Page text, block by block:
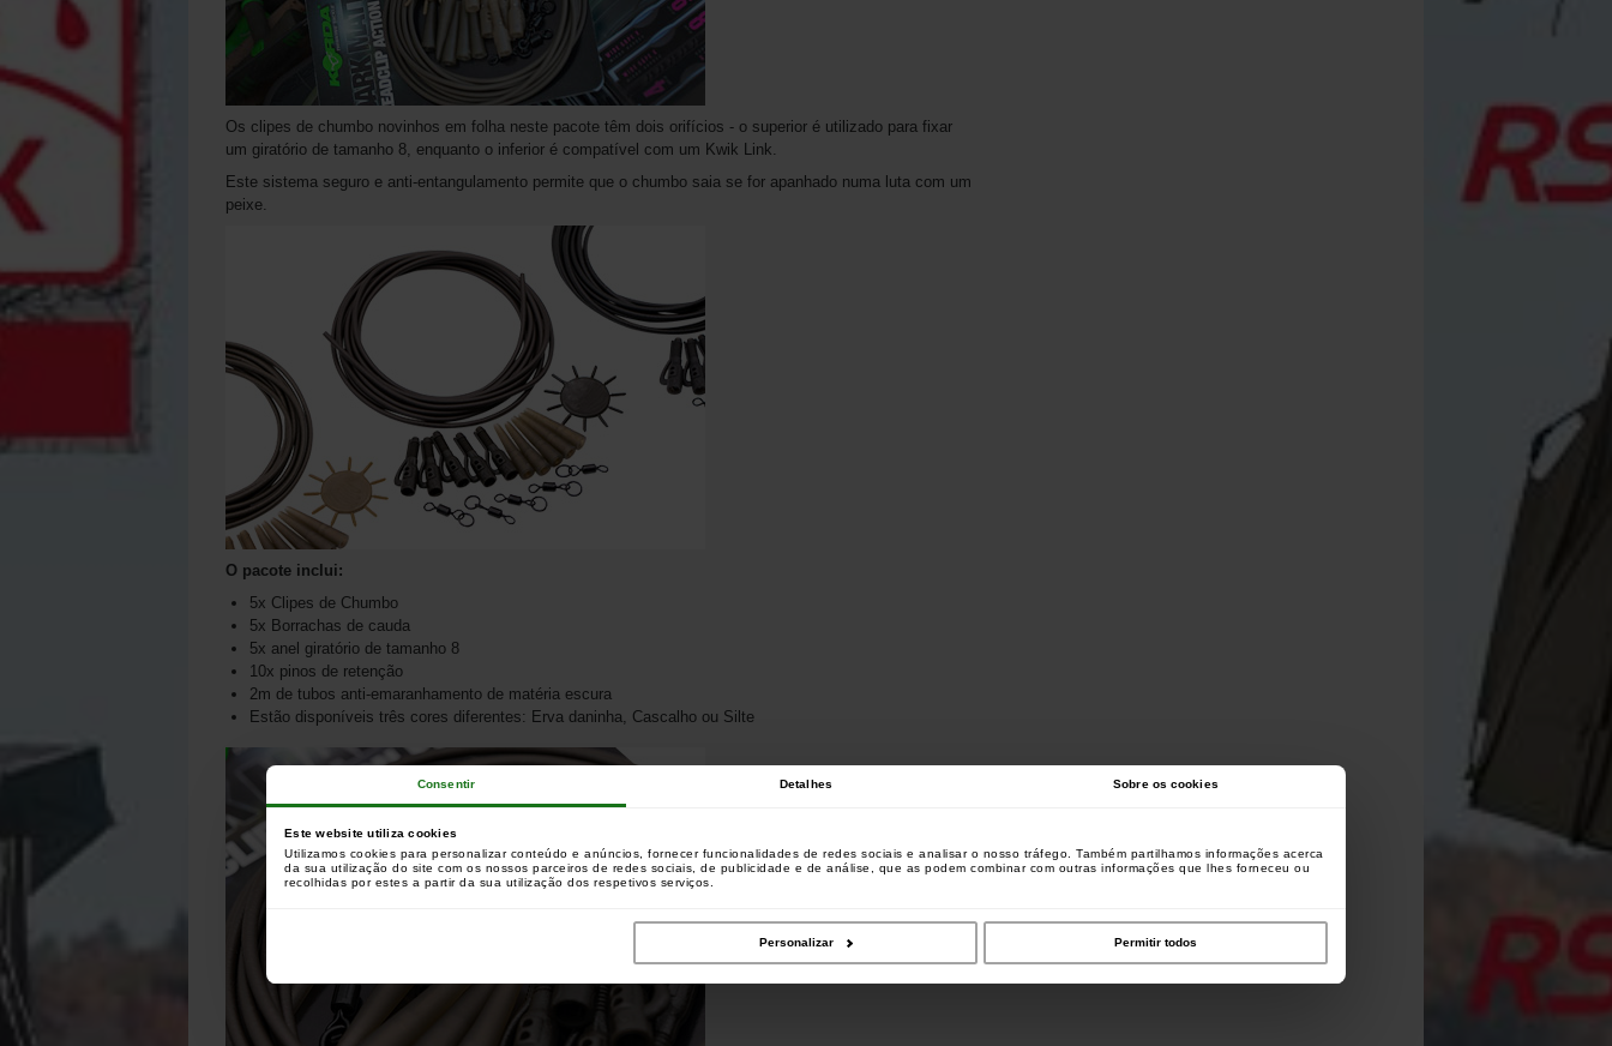
Consentir Detalhes Sobre os cookies
Este website utiliza cookies
Utilizamos cookies para personalizar conteúdo e anúncios, fornecer funcionalidades de redes sociais e analisar o nosso tráfego. Também partilhamos informações acerca
da sua utilização do site com os nossos parceiros de redes sociais, de publicidade e de análise, que as podem combinar com outras informações que lhes forneceu ou
recolhidas por estes a partir da sua utilização dos respetivos serviços.
Personalizar Permitir todos
Os clipes de chumbo novinhos em folha neste pacote têm dois orifícios - o superior é utilizado para fixar
um giratório de tamanho 8, enquanto o inferior é compatível com um Kwik Link.
Este sistema seguro e anti-entangulamento permite que o chumbo saia se for apanhado numa luta com um
peixe.
O pacote inclui:
5x Clipes de Chumbo
5x Borrachas de cauda
5x anel giratório de tamanho 8
10x pinos de retenção
2m de tubos anti-emaranhamento de matéria escura
Estão disponíveis três cores diferentes: Erva daninha, Cascalho ou Silte